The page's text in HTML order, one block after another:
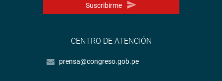
Suscribirme
CENTRO DE ATENCIÓN
prensa@congreso.gob.pe